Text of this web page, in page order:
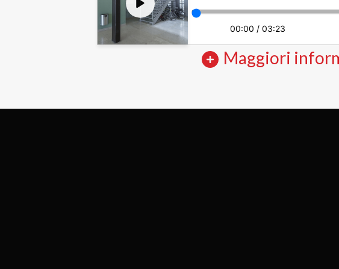
00:00 / 03:23
Maggiori